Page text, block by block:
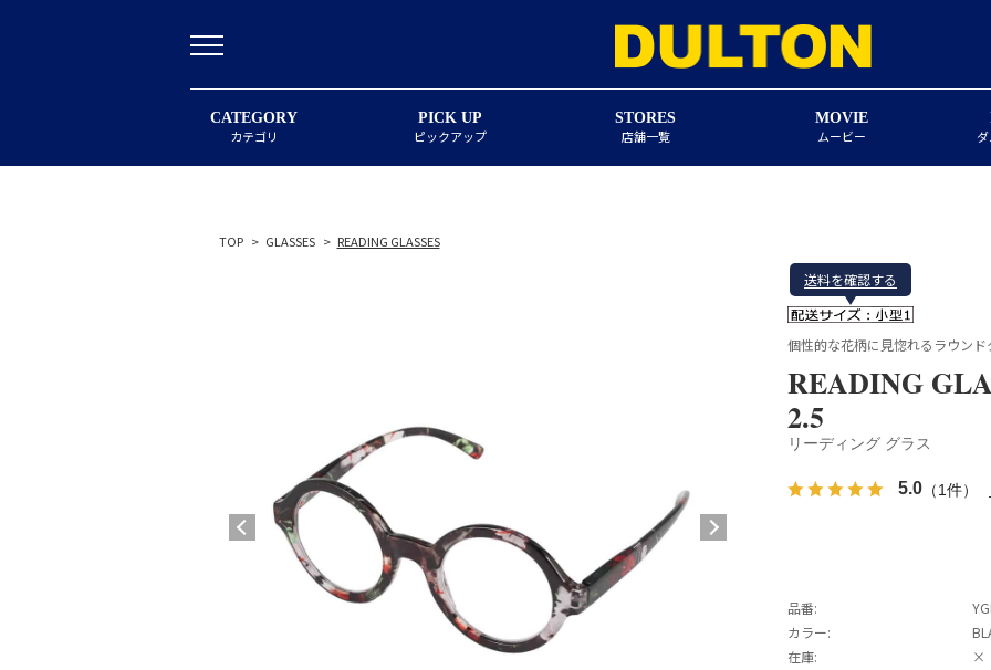
CATEGORY
カテゴリ
PICK UP
ピックアップ
STORES
店舗一覧
MOVIE
ムービー
TOP > GLASSES > READING GLASSES
送料を確認する
個性的な花柄に見惚れるラウンド
READING
2.5
リーディング グラス
5.0 （1件）
品番:
カラー:
在庫:
×